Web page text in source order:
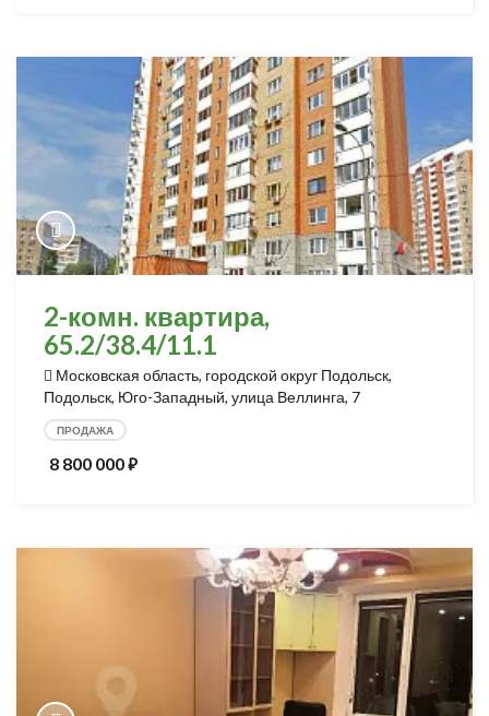
2-комн. квартира,
65.2/38.4/11.1
Московская область, городской округ Подольск,
Подольск, Юго-Западный, улица Веллинга, 7
ПРОДАЖА
8 800 000⃏